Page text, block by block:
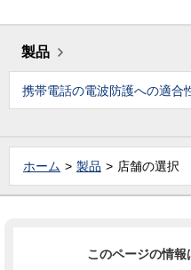
製品
携帯電話の電波防護への適合
ホーム 製品 店舗の選択
このページの情報